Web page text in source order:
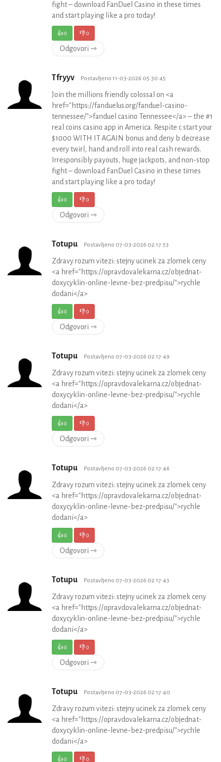
fight – download FanDuel Casino in these times
and start playing like a pro today!
👍0 👎0
Odgovori ⇾
Tfryyv Postavljeno 11-03-2026 05:30:45
Join the millions friendly colossal on <a
href="https://fanduelus.org/fanduel-casino-
tennessee/">fanduel casino Tennessee</a> – the #1
real coins casino app in America. Respite c start your
$1000 WITH IT AGAIN bonus and deny b decrease
every twirl, hand and roll into real cash rewards.
Irresponsibly payouts, huge jackpots, and non-stop
fight – download FanDuel Casino in these times
and start playing like a pro today!
👍0 👎0
Odgovori ⇾
Totupu Postavljeno 07-03-2026 02:17:53
Zdravy rozum vitezi: stejny ucinek za zlomek ceny
<a href="https://opravdovalekarna.cz/objednat-
doxycyklin-online-levne-bez-predpisu/">rychle
dodani</a>
👍0 👎0
Odgovori ⇾
Totupu Postavljeno 07-03-2026 02:17:49
Zdravy rozum vitezi: stejny ucinek za zlomek ceny
<a href="https://opravdovalekarna.cz/objednat-
doxycyklin-online-levne-bez-predpisu/">rychle
dodani</a>
👍0 👎0
Odgovori ⇾
Totupu Postavljeno 07-03-2026 02:17:46
Zdravy rozum vitezi: stejny ucinek za zlomek ceny
<a href="https://opravdovalekarna.cz/objednat-
doxycyklin-online-levne-bez-predpisu/">rychle
dodani</a>
👍0 👎0
Odgovori ⇾
Totupu Postavljeno 07-03-2026 02:17:43
Zdravy rozum vitezi: stejny ucinek za zlomek ceny
<a href="https://opravdovalekarna.cz/objednat-
doxycyklin-online-levne-bez-predpisu/">rychle
dodani</a>
👍0 👎0
Odgovori ⇾
Totupu Postavljeno 07-03-2026 02:17:40
Zdravy rozum vitezi: stejny ucinek za zlomek ceny
<a href="https://opravdovalekarna.cz/objednat-
doxycyklin-online-levne-bez-predpisu/">rychle
dodani</a>
👍0 👎0